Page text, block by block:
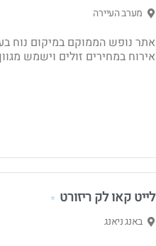
מערב העיירה
אתר נופש הממוקם במיקום נוח
אירוח במחירים זולים וישמש
לייט קאו לק ריזורט ⭐
באנג ניאנג